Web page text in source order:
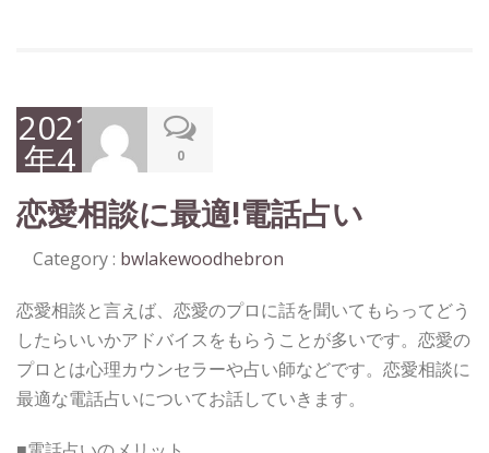
2021
年4
月5
日
0
恋愛相談に最適!電話占い
Category : bwlakewoodhebron
恋愛相談と言えば、恋愛のプロに話を聞いてもらってどう
したらいいかアドバイスをもらうことが多いです。恋愛の
プロとは心理カウンセラーや占い師などです。恋愛相談に
最適な電話占いについてお話していきます。